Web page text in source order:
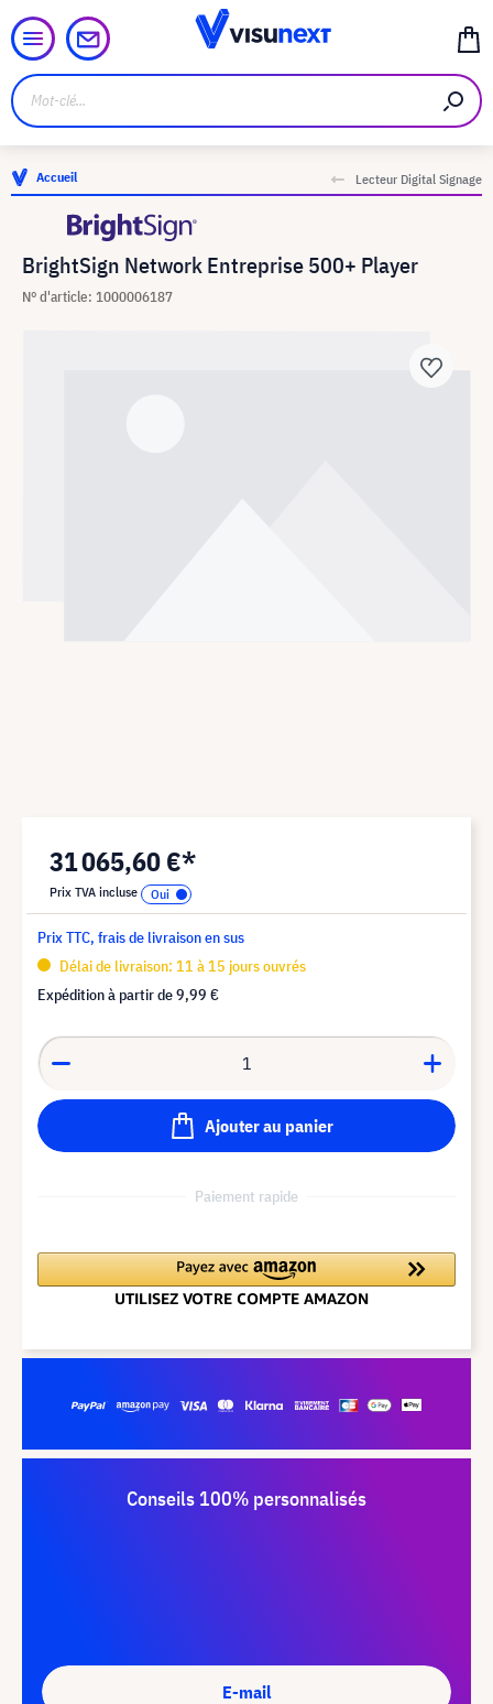
Accueil Lecteur Digital Signage
BrightSign Network Entreprise 500+ Player
N° d'article: 1000006187
31 065,60 €*
Prix TVA incluse
Prix TTC, frais de livraison en sus
Délai de livraison: 11 à 15 jours ouvrés
Expédition à partir de9,99 €
Ajouter au panier
Paiement rapide
Conseils 100% personnalisés
E-mail